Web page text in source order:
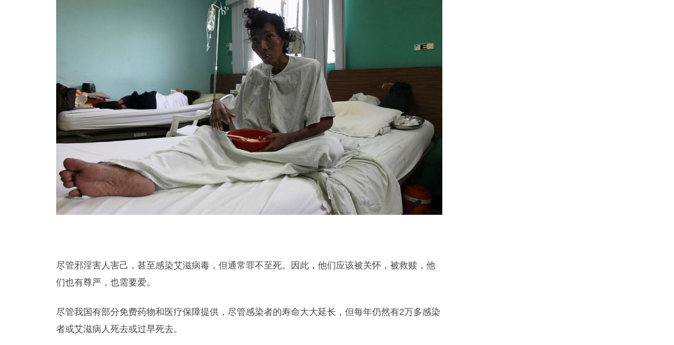
尽管邪淫害人害己，甚至感染艾滋病毒，但通常罪不至死。因此，他们应该被关怀，被救赎，他
们也有尊严，也需要爱。
尽管我国有部分免费药物和医疗保障提供，尽管感染者的寿命大大延长，但每年仍然有2万多感染
者或艾滋病人死去或过早死去。